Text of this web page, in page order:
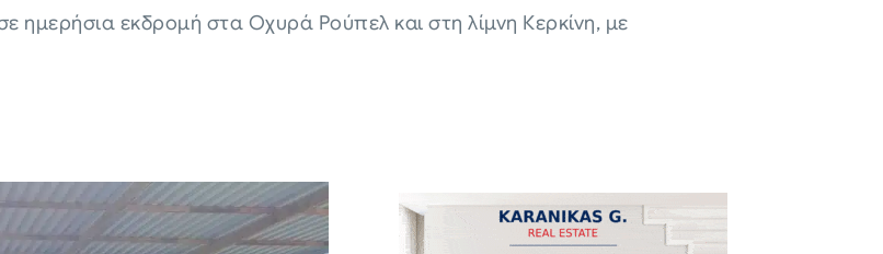
εκδρομή στα Οχυρά Ρούπελ και στη λίμνη Κερκίνη, με